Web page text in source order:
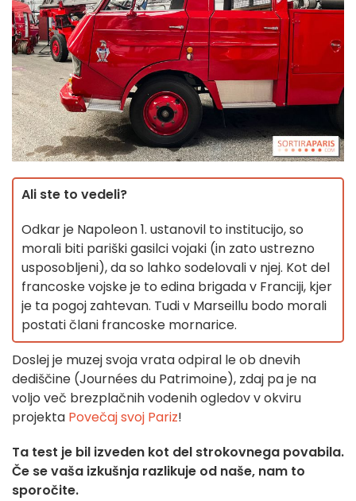
Ali ste to vedeli?
Odkar je Napoleon 1. ustanovil to institucijo, so
morali biti pariški gasilci vojaki (in zato ustrezno
usposobljeni), da so lahko sodelovali v njej. Kot del
francoske vojske je to edina brigada v Franciji, kjer
je ta pogoj zahtevan. Tudi v Marseillu bodo morali
postati člani francoske mornarice.
Doslej je muzej svoja vrata odpiral le ob dnevih
dediščine (Journées du Patrimoine), zdaj pa je na
voljo več brezplačnih vodenih ogledov v okviru
projekta Povečaj svoj Pariz!
Ta test je bil izveden kot del strokovnega povabila.
Če se vaša izkušnja razlikuje od naše, nam to
sporočite.